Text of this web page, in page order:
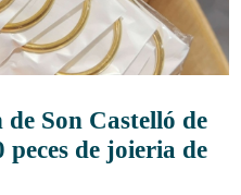
Son Castelló de
peces de joieria de